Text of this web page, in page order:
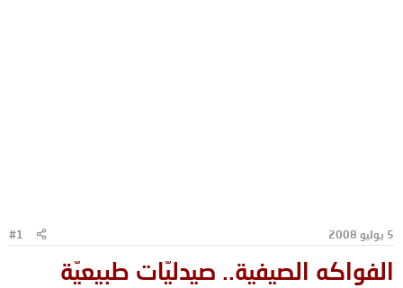
5 يوليو 2008 #1
الفواكه الصيفية.. صيدليّات طبيعيّة